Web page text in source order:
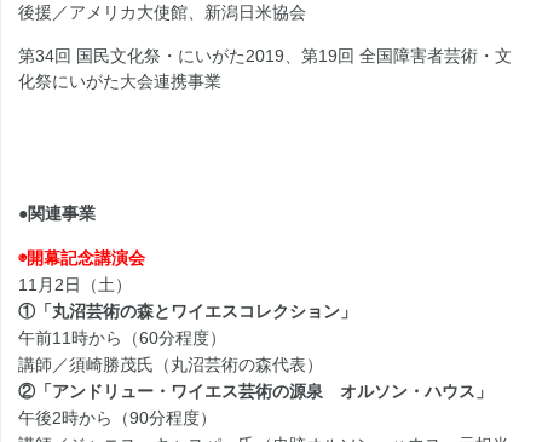
後援／アメリカ大使館、新潟日米協会
第34回 国民文化祭・にいがた2019、第19回 全国障害者芸術・文
化祭にいがた大会連携事業
●関連事業
◉開幕記念講演会
11月2日（土）
①「丸沼芸術の森とワイエスコレクション」
午前11時から（60分程度）
講師／須崎勝茂氏（丸沼芸術の森代表）
②「アンドリュー・ワイエス芸術の源泉 オルソン・ハウス」
午後2時から（90分程度）